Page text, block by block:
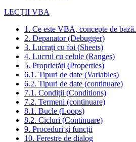
LECȚII VBA
1. Ce este VBA, concepte de bază.
2. Depanator (Debugger)
3. Lucrați cu foi (Sheets)
4. Lucrul cu celule (Ranges)
5. Proprietăți (Properties)
6.1. Tipuri de date (Variables)
6.2. Tipuri de date (continuare)
7.1. Condiții (Conditions)
7.2. Termeni (continuare)
8.1. Bucle (Loops)
8.2. Cicluri (Continuare)
9. Proceduri și funcții
10. Ferestre de dialog